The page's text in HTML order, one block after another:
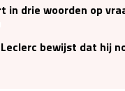
in drie woorden op
bewijst dat hij